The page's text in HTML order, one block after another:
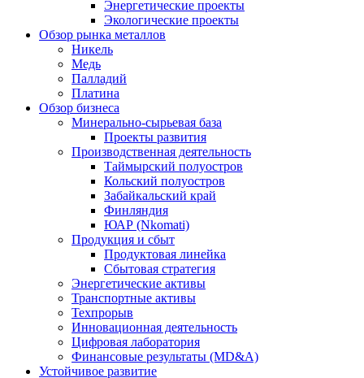
Энергетические проекты
Экологические проекты
Обзор рынка металлов
Никель
Медь
Палладий
Платина
Обзор бизнеса
Минерально-сырьевая база
Проекты развития
Производственная деятельность
Таймырский полуостров
Кольский полуостров
Забайкальский край
Финляндия
ЮАР (Nkomati)
Продукция и сбыт
Продуктовая линейка
Сбытовая стратегия
Энергетические активы
Транспортные активы
Техпрорыв
Инновационная деятельность
Цифровая лаборатория
Финансовые результаты (MD&A)
Устойчивое развитие